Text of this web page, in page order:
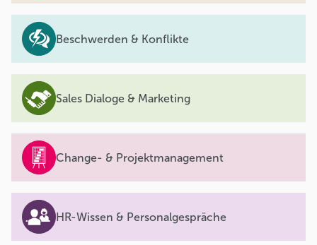
Beschwerden & Konflikte
Sales Dialoge & Marketing
Change- & Projektmanagement
HR-Wissen & Personalgespräche